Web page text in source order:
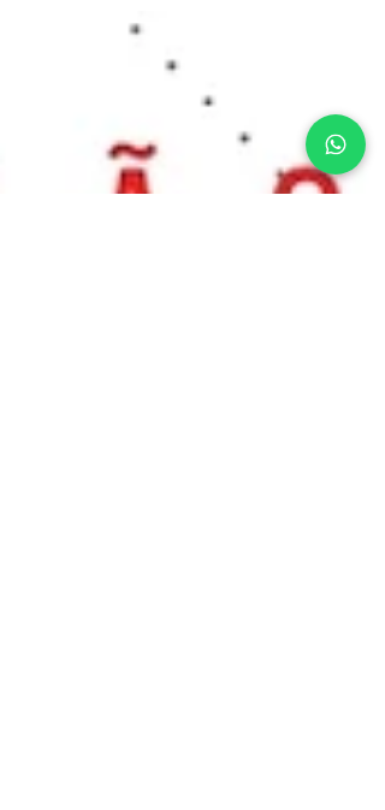
Muitas mulheres se vêem preocupadas com a
buscar outros métodos...